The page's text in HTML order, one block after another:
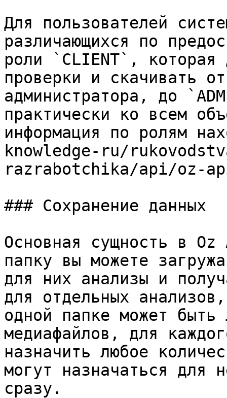
Для пользователей
различающихся по
роли `CLIENT`, которая
проверки и скачивать
администратора, до
практически ко всем
информация по ролям
knowledge-ru/
razrabotchika/api/oz-
### Сохранение данных
Основная сущность в
папку вы можете
для них анализы и
для отдельных
одной папке может быть
медиафайлов, для
назначить любое
могут назначаться для
сразу.